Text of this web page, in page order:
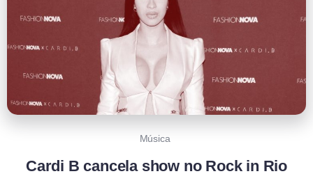
Música
Cardi B cancela show no Rock in Rio